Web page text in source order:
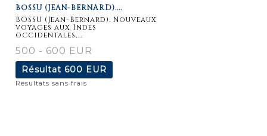
détaillée
BOSSU (JEAN-BERNARD)....
BOSSU (Jean-Bernard). Nouveaux
voyages aux Indes
occidentales,...
500 - 600 EUR
Résultat 600 EUR
Résultats sans frais